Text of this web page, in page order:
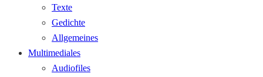
Texte
Gedichte
Allgemeines
Multimediales
Audiofiles